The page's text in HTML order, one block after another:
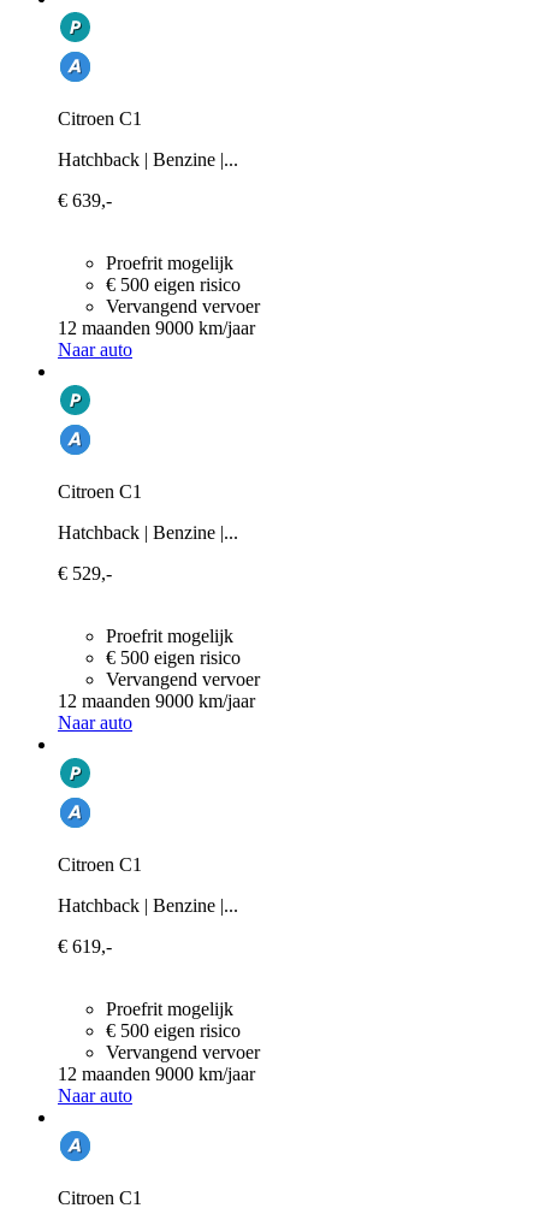
Citroen C1
Hatchback | Benzine |...
€ 639,-
Proefrit mogelijk
€ 500 eigen risico
Vervangend vervoer
12 maanden 9000 km/jaar
Naar auto
Citroen C1
Hatchback | Benzine |...
€ 529,-
Proefrit mogelijk
€ 500 eigen risico
Vervangend vervoer
12 maanden 9000 km/jaar
Naar auto
Citroen C1
Hatchback | Benzine |...
€ 619,-
Proefrit mogelijk
€ 500 eigen risico
Vervangend vervoer
12 maanden 9000 km/jaar
Naar auto
Citroen C1